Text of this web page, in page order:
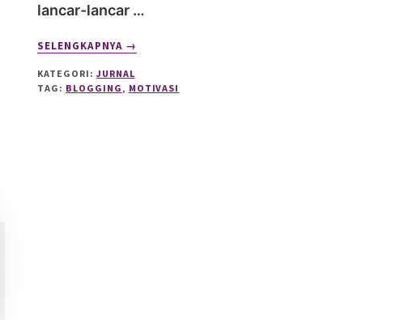
lancar-lancar …
SELENGKAPNYA
TULISLAH
APA
YANG
→
KATEGORI: JURNAL
TAG: BLOGGING , MOTIVASI